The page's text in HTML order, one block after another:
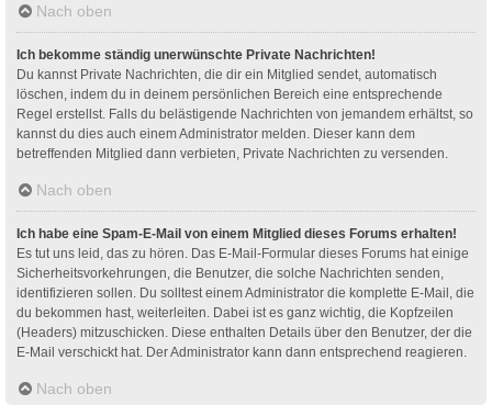
Nach oben
Ich bekomme ständig unerwünschte Private Nachrichten!
Du kannst Private Nachrichten, die dir ein Mitglied sendet, automatisch
löschen, indem du in deinem persönlichen Bereich eine entsprechende
Regel erstellst. Falls du belästigende Nachrichten von jemandem erhältst, so
kannst du dies auch einem Administrator melden. Dieser kann dem
betreffenden Mitglied dann verbieten, Private Nachrichten zu versenden.
Nach oben
Ich habe eine Spam-E-Mail von einem Mitglied dieses Forums erhalten!
Es tut uns leid, das zu hören. Das E-Mail-Formular dieses Forums hat einige
Sicherheitsvorkehrungen, die Benutzer, die solche Nachrichten senden,
identifizieren sollen. Du solltest einem Administrator die komplette E-Mail, die
du bekommen hast, weiterleiten. Dabei ist es ganz wichtig, die Kopfzeilen
(Headers) mitzuschicken. Diese enthalten Details über den Benutzer, der die
E-Mail verschickt hat. Der Administrator kann dann entsprechend reagieren.
Nach oben